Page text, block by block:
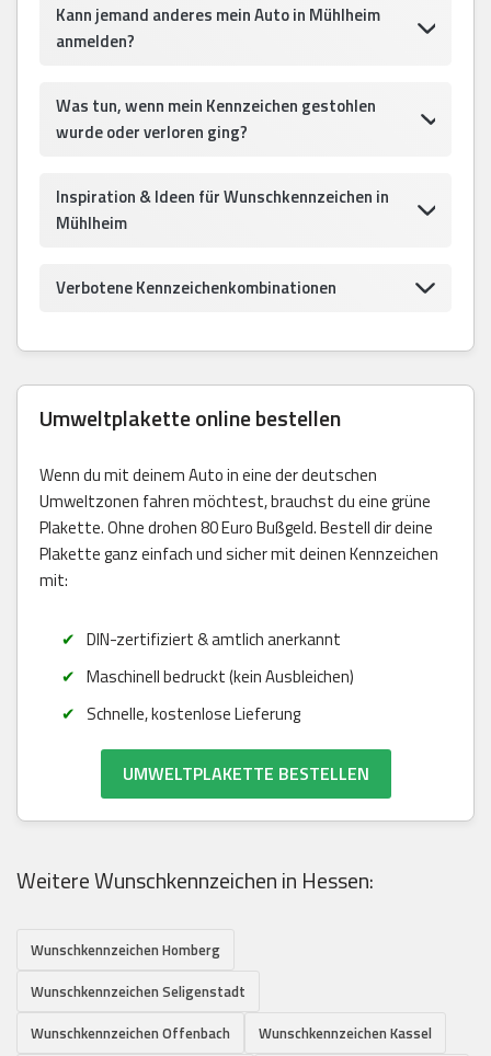
Kann jemand anderes mein Auto in Mühlheim
anmelden?
Was tun, wenn mein Kennzeichen gestohlen
wurde oder verloren ging?
Inspiration & Ideen für Wunschkennzeichen in
Mühlheim
Verbotene Kennzeichenkombinationen
Umweltplakette online bestellen
Wenn du mit deinem Auto in eine der deutschen
Umweltzonen fahren möchtest, brauchst du eine grüne
Plakette. Ohne drohen 80 Euro Bußgeld. Bestell dir deine
Plakette ganz einfach und sicher mit deinen Kennzeichen
mit:
DIN-zertifiziert & amtlich anerkannt
Maschinell bedruckt (kein Ausbleichen)
Schnelle, kostenlose Lieferung
UMWELTPLAKETTE BESTELLEN
Weitere Wunschkennzeichen in Hessen:
Wunschkennzeichen Homberg
Wunschkennzeichen Seligenstadt
Wunschkennzeichen Offenbach
Wunschkennzeichen Kassel